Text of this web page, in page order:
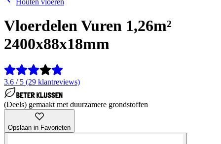
Houten vloeren
Vloerdelen Vuren 1,26m²
2400x88x18mm
3.6 / 5 (29 klantreviews)
(Deels) gemaakt met duurzamere grondstoffen
Opslaan in Favorieten